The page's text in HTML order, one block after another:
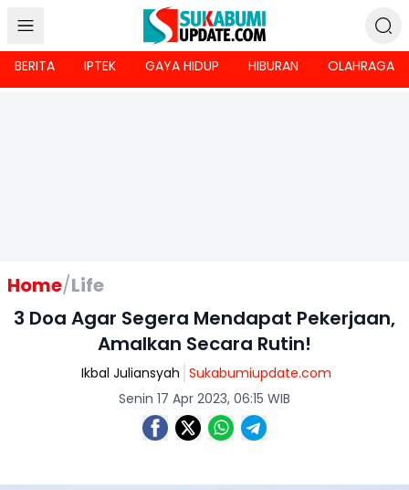
BERITA IPTEK GAYA HIDUP HIBURAN OLAHRAGA
Home/Life
3 Doa Agar Segera Mendapat Pekerjaan,
Amalkan Secara Rutin!
Ikbal Juliansyah Sukabumiupdate.com
Senin 17 Apr 2023, 06:15 WIB